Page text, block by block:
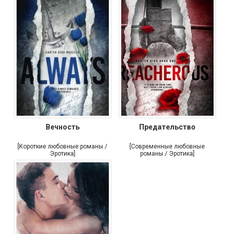
Вечность
[Короткие любовные романы /
Эротика]
Предательство
[Современные любовные
романы / Эротика]